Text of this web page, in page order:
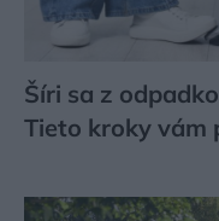
Šíri sa z
Tieto kroky vám